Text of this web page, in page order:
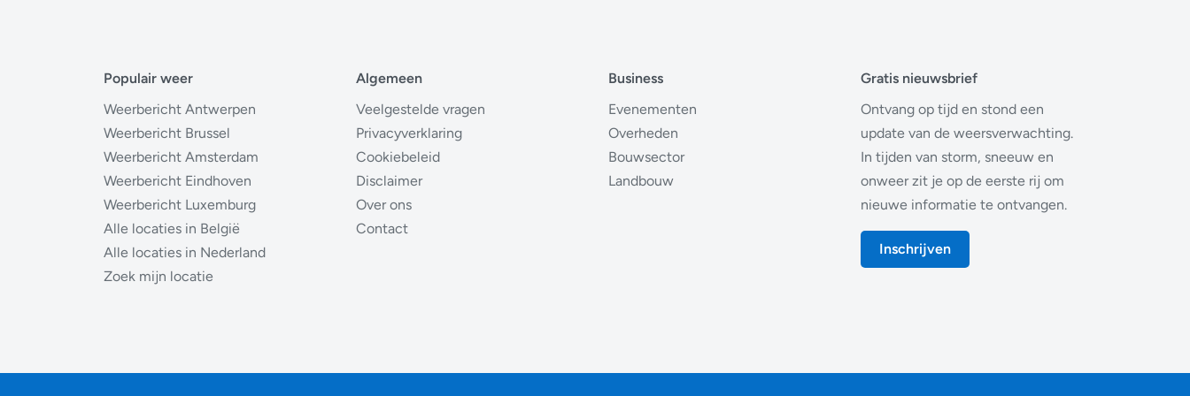
Populair weer
Weerbericht Antwerpen
Weerbericht Brussel
Weerbericht Amsterdam
Weerbericht Eindhoven
Weerbericht Luxemburg
Alle locaties in België
Alle locaties in Nederland
Zoek mijn locatie
Algemeen
Veelgestelde vragen
Privacyverklaring
Cookiebeleid
Disclaimer
Over ons
Contact
Business
Evenementen
Overheden
Bouwsector
Landbouw
Gratis nieuwsbrief
Ontvang op tijd en stond een
update van de weersverwachting.
In tijden van storm, sneeuw en
onweer zit je op de eerste rij om
nieuwe informatie te ontvangen.
Inschrijven